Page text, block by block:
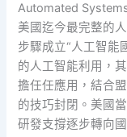
Automated
美國迄今最完整的
步驟成立“人工智能
的人工智能利用，
擔任任應用，結合
的技巧封閉。美國
研發支撐逐步轉向